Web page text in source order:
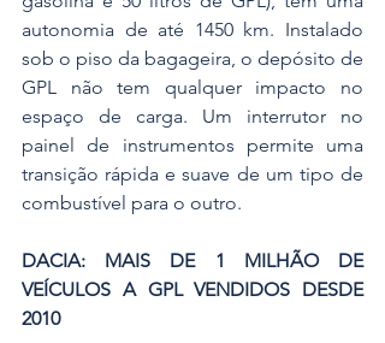
autonomia de até 1450 km. Instalado
sob o piso da bagageira, o depósito de
GPL não tem qualquer impacto no
espaço de carga. Um interrutor no
painel de instrumentos permite uma
transição rápida e suave de um tipo de
combustível para o outro.
DACIA: MAIS DE 1 MILHÃO DE
VEÍCULOS A GPL VENDIDOS DESDE
2010